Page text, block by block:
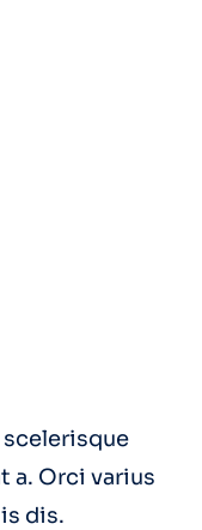
scelerisque
a. Orci varius
dis.